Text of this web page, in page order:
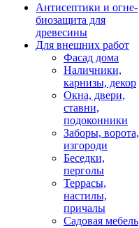
Антисептики и огне-
биозащита для
древесины
Для внешних работ
Фасад дома
Наличники,
карнизы, декор
Окна, двери,
ставни,
подоконники
Заборы, ворота,
изгороди
Беседки,
перголы
Террасы,
настилы,
причалы
Садовая мебель